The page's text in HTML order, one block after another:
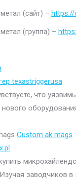
(сайт) – https://
(группа) –
texastriggerusa
что
нового
Custom ak mags
заводчиков